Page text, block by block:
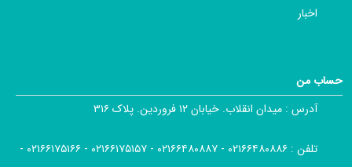
اخبار
حساب من
آدرس : میدان انقلاب. خیابان ۱۲ فروردین. پلاک ۳۱۶
تلفن :
۰۲۱۶۶۴۸۰۸۸۶ - ۰۲۱۶۶۴۸۰۸۸۷ - ۰۲۱۶۶۱۷۵۱۵۷ - ۰۲۱۶۶۱۷۵۱۶۶ -